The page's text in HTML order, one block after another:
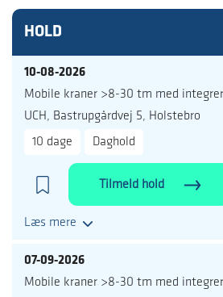
HOLD
10-08-2026
Mobile kraner >8-30 tm med
UCH, Bastrupgårdvej 5, Holstebro
10 dage
Daghold
Tilmeld hold
Læs mere
07-09-2026
Mobile kraner >8-30 tm med